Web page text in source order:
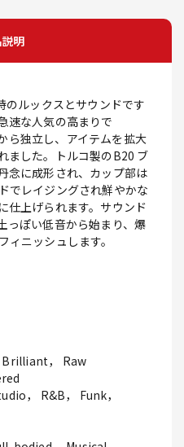
明
ルックスとサウンドです
速な人気の高まりで
ら独立し、アイテムを拡大
ました。トルコ製のB20 ブ
念に成形され、カップ部は
でレイジングされ鮮やかな
仕上げられます。サウンド
っぽい低音から始まり、爆
ニッシュします。
Brilliant， Raw
， R&B， Funk，